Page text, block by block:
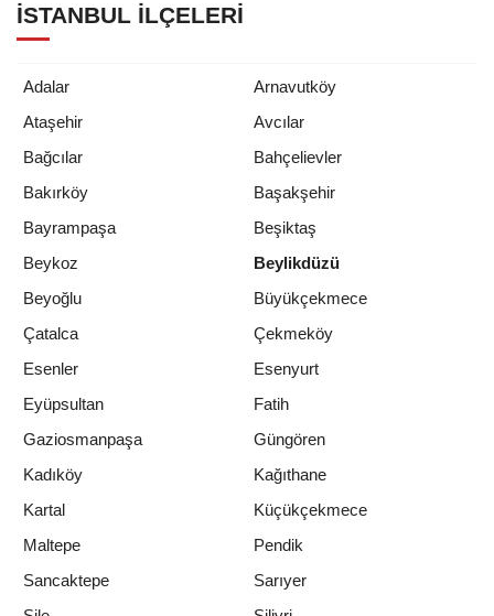
İSTANBUL İLÇELERI
Adalar
Arnavutköy
Ataşehir
Avcılar
Bağcılar
Bahçelievler
Bakırköy
Başakşehir
Bayrampaşa
Beşiktaş
Beykoz
Beylikdüzü
Beyoğlu
Büyükçekmece
Çatalca
Çekmeköy
Esenler
Esenyurt
Eyüpsultan
Fatih
Gaziosmanpaşa
Güngören
Kadıköy
Kağıthane
Kartal
Küçükçekmece
Maltepe
Pendik
Sancaktepe
Sarıyer